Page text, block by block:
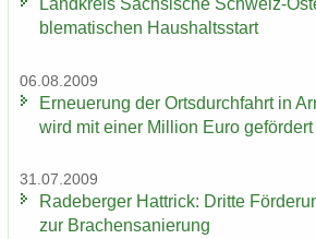
Land­kreis Säch­si­sche Schweiz-​
ble­ma­ti­schen Haus­halts­start
06.08.2009
Er­neue­rung der Orts­durch­fahrt in
wird mit einer Mil­li­on Euro ge­för­dert
31.07.2009
Ra­de­ber­ger Hat­trick: Drit­te
zur Bra­chen­sa­nie­rung